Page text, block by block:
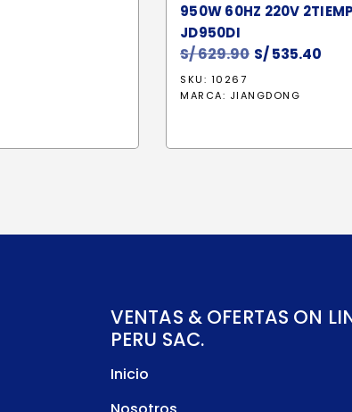
950W 60HZ 220V
JD950DI
S/629.90 El
original
S/535.40
SKU: 10267
MARCA: JIANGDONG
VENTAS & OFERTAS ON
PERU SAC.
Inicio